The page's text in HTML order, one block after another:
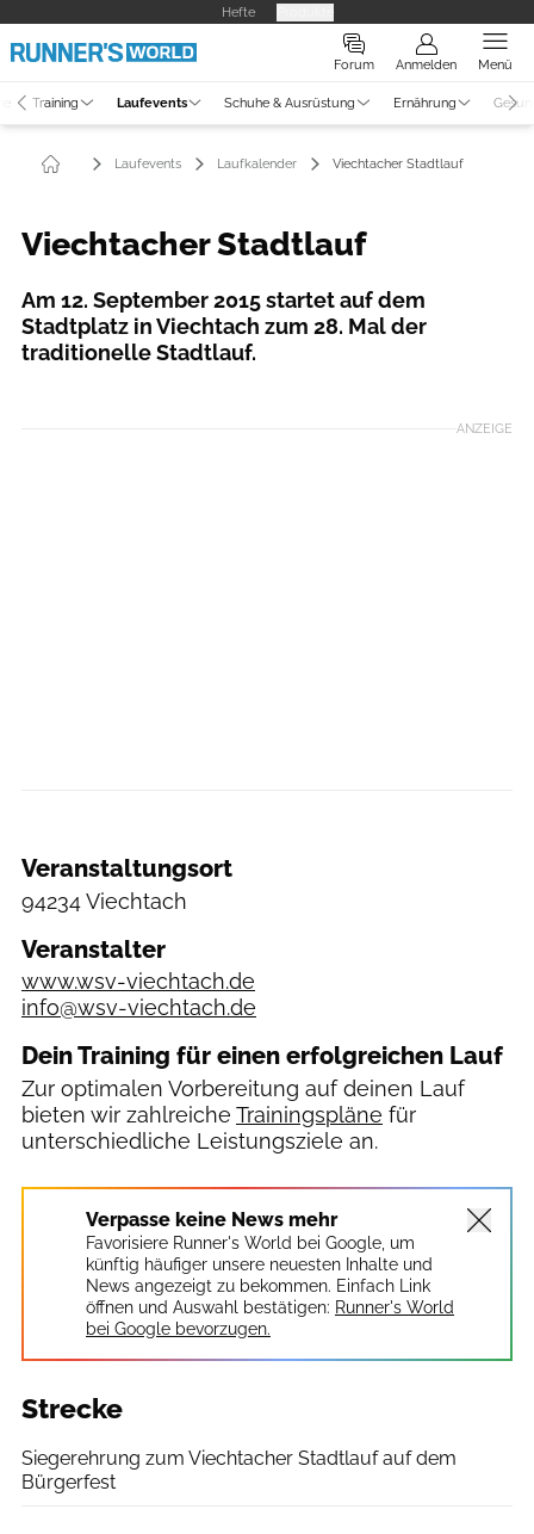
Hefte
Forum Anmelden Menü
Training Laufevents Schuhe & Ausrüstung Ernährung
Laufevents Laufkalender Viechtacher Stadtlauf
Viechtacher Stadtlauf
Am 12. September 2015 startet auf dem
Stadtplatz in Viechtach zum 28. Mal der
traditionelle Stadtlauf.
ANZEIGE
Veranstaltungsort
94234 Viechtach
Veranstalter
www.wsv-viechtach.de
info@wsv-viechtach.de
Dein Training für einen erfolgreichen Lauf
Zur optimalen Vorbereitung auf deinen Lauf
bieten wir zahlreiche Trainingspläne für
unterschiedliche Leistungsziele an.
Verpasse keine News mehr
Favorisiere Runner's World bei Google, um
künftig häufiger unsere neuesten Inhalte und
News angezeigt zu bekommen. Einfach Link
öffnen und Auswahl bestätigen: Runner's World
bei Google bevorzugen.
Strecke
Siegerehrung zum Viechtacher Stadtlauf auf dem
Bürgerfest